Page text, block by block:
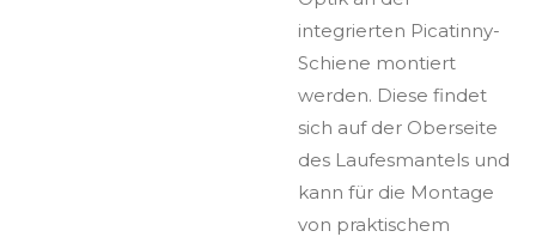
integrierten Picatinny-
Schiene montiert
werden. Diese findet
sich auf der Oberseite
des Laufesmantels und
kann für die Montage
von praktischem